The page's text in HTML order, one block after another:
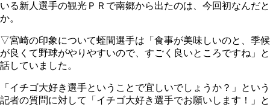
いる新人選手の観光ＰＲで南郷から出たのは、今回初なんだと
か。
▽宮崎の印象について蛭間選手は「食事が美味しいのと、季候
が良くて野球がやりやすいので、すごく良いところですね」と
話していました。
「イチゴ大好き選手ということで宜しいでしょうか？」という
記者の質問に対して「イチゴ大好き選手でお願いします！」と